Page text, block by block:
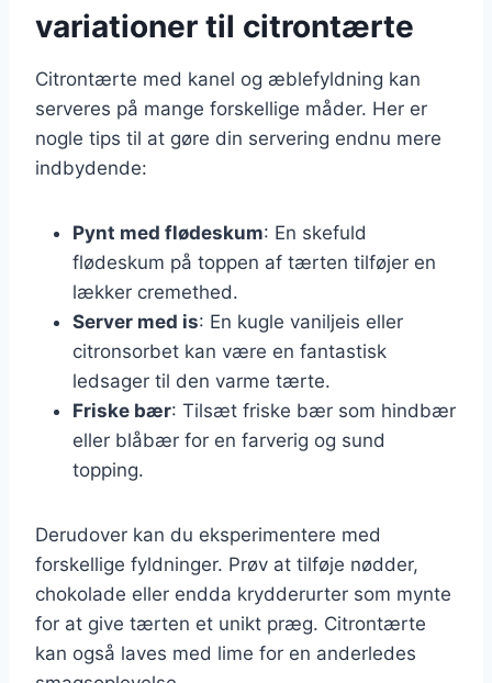
variationer til citrontærte
Citrontærte med kanel og æblefyldning kan
serveres på mange forskellige måder. Her er
nogle tips til at gøre din servering endnu mere
indbydende:
Pynt med flødeskum: En skefuld
flødeskum på toppen af tærten tilføjer en
lækker cremethed.
Server med is: En kugle vaniljeis eller
citronsorbet kan være en fantastisk
ledsager til den varme tærte.
Friske bær: Tilsæt friske bær som hindbær
eller blåbær for en farverig og sund
topping.
Derudover kan du eksperimentere med
forskellige fyldninger. Prøv at tilføje nødder,
chokolade eller endda krydderurter som mynte
for at give tærten et unikt præg. Citrontærte
kan også laves med lime for en anderledes